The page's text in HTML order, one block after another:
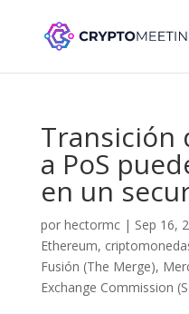
Transición
a PoS
en un
por hectormc| Sep 16,
Ethereum,
Fusión (The Merge),
Exchange Commission